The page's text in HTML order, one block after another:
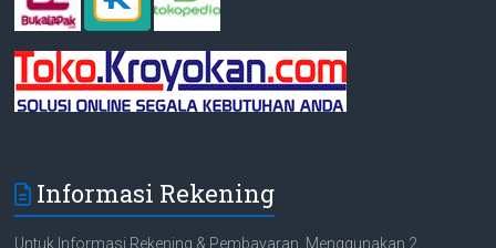
Informasi Rekening
Untuk Informasi Rekening & Pembayaran, Menggunakan 2